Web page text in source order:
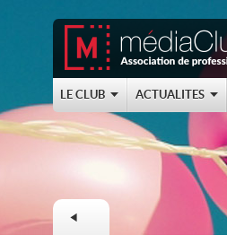
LE CLUB ACTUALITES